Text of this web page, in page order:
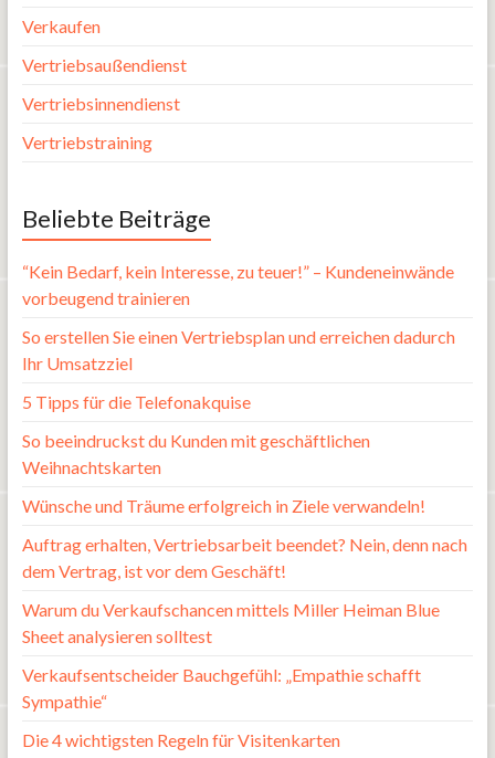
Verkaufen
Vertriebsaußendienst
Vertriebsinnendienst
Vertriebstraining
Beliebte Beiträge
“Kein Bedarf, kein Interesse, zu teuer!” – Kundeneinwände
vorbeugend trainieren
So erstellen Sie einen Vertriebsplan und erreichen dadurch
Ihr Umsatzziel
5 Tipps für die Telefonakquise
So beeindruckst du Kunden mit geschäftlichen
Weihnachtskarten
Wünsche und Träume erfolgreich in Ziele verwandeln!
Auftrag erhalten, Vertriebsarbeit beendet? Nein, denn nach
dem Vertrag, ist vor dem Geschäft!
Warum du Verkaufschancen mittels Miller Heiman Blue
Sheet analysieren solltest
Verkaufsentscheider Bauchgefühl: „Empathie schafft
Sympathie“
Die 4 wichtigsten Regeln für Visitenkarten